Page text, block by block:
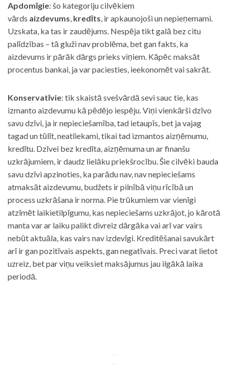
Apdomīgie: šo kategoriju cilvēkiem
vārds aizdevums, kredīts, ir apkaunojoši un nepieņemami.
Uzskata, ka tas ir zaudējums. Nespēja tikt galā bez citu
palīdzības – tā gluži nav problēma, bet gan fakts, ka
aizdevums ir pārāk dārgs prieks viņiem. Kāpēc maksāt
procentus bankai, ja var paciesties, ieekonomēt vai sakrāt.
Konservatīvie: tik skaistā svešvārdā sevi sauc tie, kas
izmanto aizdevumu kā pēdējo iespēju. Viņi vienkārši dzīvo
savu dzīvi, ja ir nepieciešamība, tad ietaupīs, bet ja vajag
tagad un tūlīt, neatliekami, tikai tad izmantos aizņēmumu,
kredītu. Dzīvei bez kredīta, aizņēmuma un ar finanšu
uzkrājumiem, ir daudz lielāku priekšrocību. Šie cilvēki bauda
savu dzīvi apzinoties, ka parādu nav, nav nepieciešams
atmaksāt aizdevumu, budžets ir pilnībā viņu rīcībā un
process uzkrāšana ir norma. Pie trūkumiem var vienīgi
atzīmēt laikietilpīgumu, kas nepieciešams uzkrājot, jo kārotā
manta var ar laiku palikt divreiz dārgāka vai arī var vairs
nebūt aktuāla, kas vairs nav izdevīgi. Kreditēšanai savukārt
arī ir gan pozitīvais aspekts, gan negatīvais. Preci varat lietot
uzreiz, bet par viņu veiksiet maksājumus jau ilgākā laika
periodā.